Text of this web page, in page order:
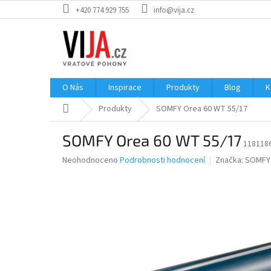
na
+420 774 929 755 info@vija.cz
O Nás Inspirace Produkty Blog
Domů Produkty SOMFY Orea 60 WT 55/17
SOMFY Orea 60 WT 55/17
Průměrné
Neohodnoceno Podrobnosti hodnocení Značka: SOMFY